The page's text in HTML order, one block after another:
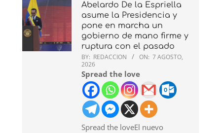
Abelardo De la Espriella
asume la Presidencia y
pone en marcha un
gobierno de mano firme y
ruptura con el pasado
BY: REDACCION ON: 7 AGOSTO,
2026
Spread the love
Spread the loveEl nuevo